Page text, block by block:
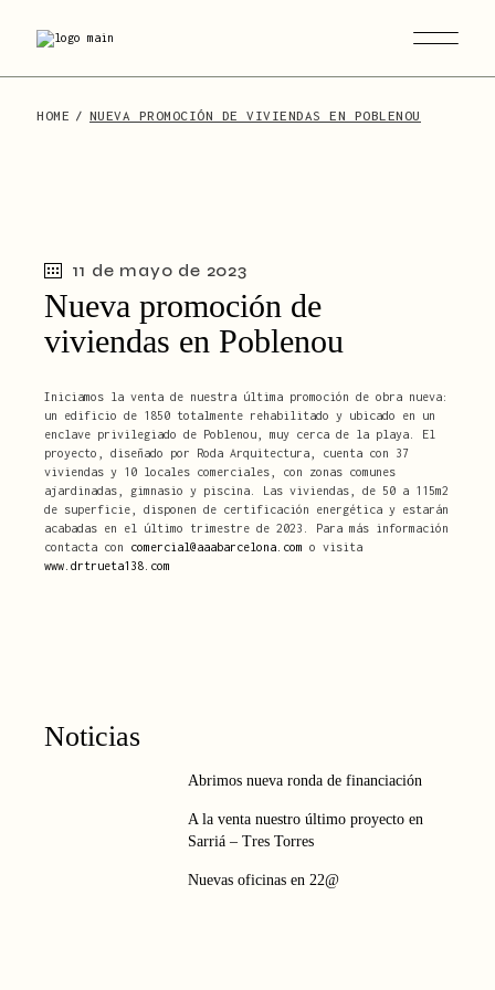
HOME NUEVA PROMOCIÓN DE VIVIENDAS EN POBLENOU
11 de mayo de 2023
Nueva promoción de
viviendas en Poblenou
Iniciamos la venta de nuestra última promoción de obra nueva:
un edificio de 1850 totalmente rehabilitado y ubicado en un
enclave privilegiado de Poblenou, muy cerca de la playa. El
proyecto, diseñado por Roda Arquitectura, cuenta con 37
viviendas y 10 locales comerciales, con zonas comunes
ajardinadas, gimnasio y piscina. Las viviendas, de 50 a 115m2
de superficie, disponen de certificación energética y estarán
acabadas en el último trimestre de 2023. Para más información
contacta con comercial@aaabarcelona.com o visita
www.drtrueta138.com
Noticias
Abrimos nueva ronda de financiación
A la venta nuestro último proyecto en
Sarriá – Tres Torres
Nuevas oficinas en 22@